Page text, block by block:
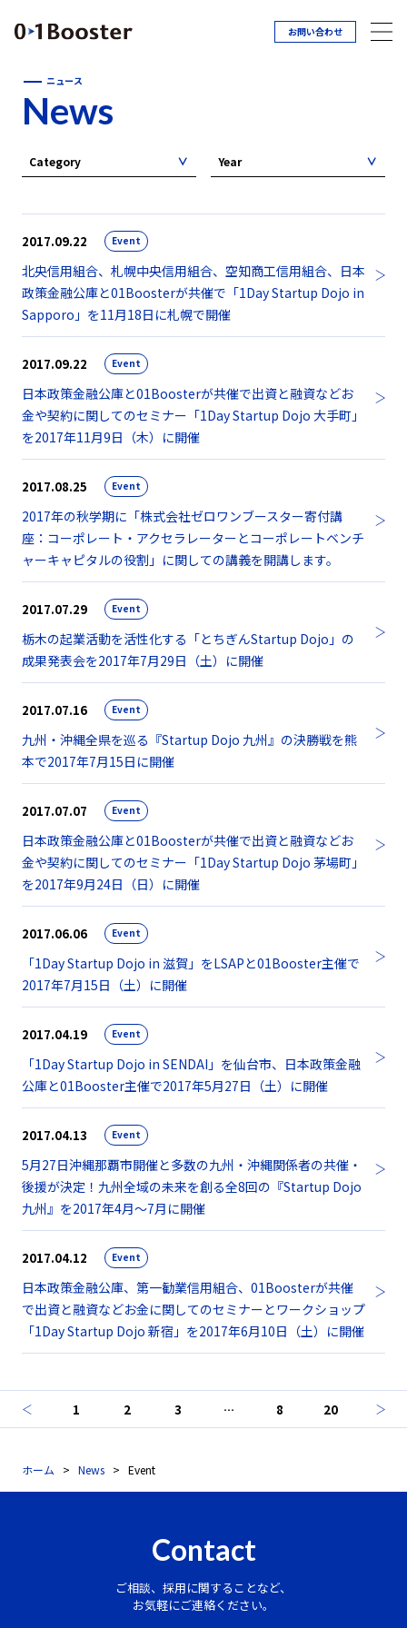
お問い合わせ
ニュース
News
Category Year
2017.09.22 Event
北央信用組合、札幌中央信用組合、空知商工信用組合、日本
政策金融公庫と01Boosterが共催で「1Day Startup Dojo in
Sapporo」を11月18日に札幌で開催
2017.09.22 Event
日本政策金融公庫と01Boosterが共催で出資と融資などお
金や契約に関してのセミナー「1Day Startup Dojo 大手町」
を2017年11月9日（木）に開催
2017.08.25 Event
2017年の秋学期に「株式会社ゼロワンブースター寄付講
座：コーポレート・アクセラレーターとコーポレートベンチ
ャーキャピタルの役割」に関しての講義を開講します。
2017.07.29 Event
栃木の起業活動を活性化する「とちぎんStartup Dojo」の
成果発表会を2017年7月29日（土）に開催
2017.07.16 Event
九州・沖縄全県を巡る『Startup Dojo 九州』の決勝戦を熊
本で2017年7月15日に開催
2017.07.07 Event
日本政策金融公庫と01Boosterが共催で出資と融資などお
金や契約に関してのセミナー「1Day Startup Dojo 茅場町」
を2017年9月24日（日）に開催
2017.06.06 Event
「1Day Startup Dojo in 滋賀」をLSAPと01Booster主催で
2017年7月15日（土）に開催
2017.04.19 Event
「1Day Startup Dojo in SENDAI」を仙台市、日本政策金融
公庫と01Booster主催で2017年5月27日（土）に開催
2017.04.13 Event
5月27日沖縄那覇市開催と多数の九州・沖縄関係者の共催・
後援が決定！九州全域の未来を創る全8回の『Startup Dojo
九州』を2017年4月〜7月に開催
2017.04.12 Event
日本政策金融公庫、第一勧業信用組合、01Boosterが共催
で出資と融資などお金に関してのセミナーとワークショップ
「1Day Startup Dojo 新宿」を2017年6月10日（土）に開催
1 2 3 … 8 20
ホーム News Event
Contact
ご相談、採用に関することなど、
お気軽にご連絡ください。